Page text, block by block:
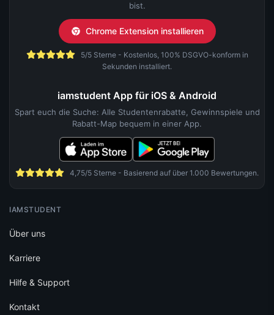
bist.
Chrome Extension installieren
5/5 Sterne - Kostenlos, 100% DSGVO-konform in
Sekunden installiert.
iamstudent App für iOS & Android
Spart euch die Suche: Alle Studentenrabatte, Gewinnspiele und
Rabatt-Map bequem in einer App.
4,75/5 Sterne - Basierend auf über 1.000 Bewertungen.
IAMSTUDENT
Über uns
Karriere
Hilfe & Support
Kontakt